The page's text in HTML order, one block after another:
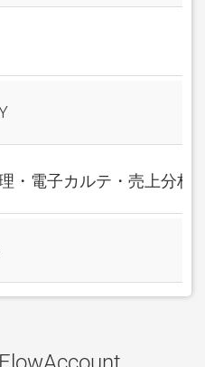
・電子カルテ・売上分析